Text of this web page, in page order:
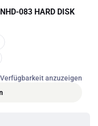
083 HARD DISK
anzuzeigen